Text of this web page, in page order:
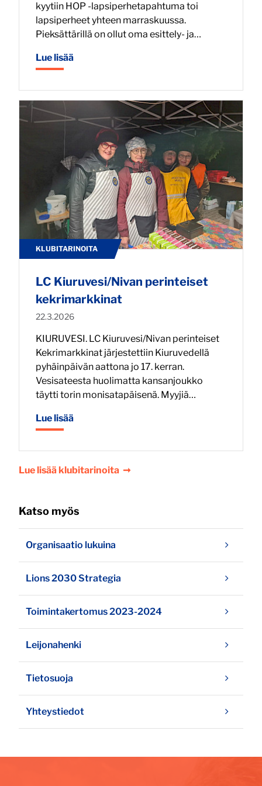
kyytiin HOP -lapsiperhetapahtuma toi
lapsiperheet yhteen marraskuussa.
Pieksättärillä on ollut oma esittely- ja…
Lue lisää
KLUBITARINOITA
LC Kiuruvesi/Nivan perinteiset
kekrimarkkinat
Julkaistu:
22.3.2026
KIURUVESI. LC Kiuruvesi/Nivan perinteiset
Kekrimarkkinat järjestettiin Kiuruvedellä
pyhäinpäivän aattona jo 17. kerran.
Vesisateesta huolimatta kansanjoukko
täytti torin monisatapäisenä. Myyjiä…
Lue lisää
Lue lisää klubitarinoita ➞
Katso myös
Organisaatio lukuina
Lions 2030 Strategia
Toimintakertomus 2023-2024
Leijonahenki
Tietosuoja
Yhteystiedot